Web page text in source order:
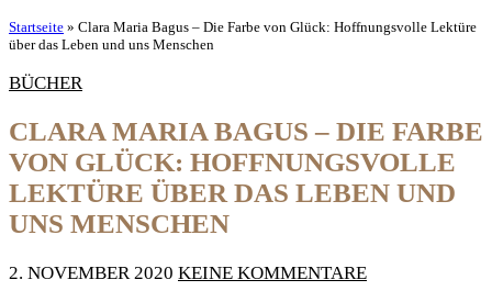
Startseite » Clara Maria Bagus – Die Farbe von Glück: Hoffnungsvolle Lektüre
über das Leben und uns Menschen
BÜCHER
CLARA MARIA BAGUS – DIE FARBE
VON GLÜCK: HOFFNUNGSVOLLE
LEKTÜRE ÜBER DAS LEBEN UND
UNS MENSCHEN
2. NOVEMBER 2020 KEINE KOMMENTARE